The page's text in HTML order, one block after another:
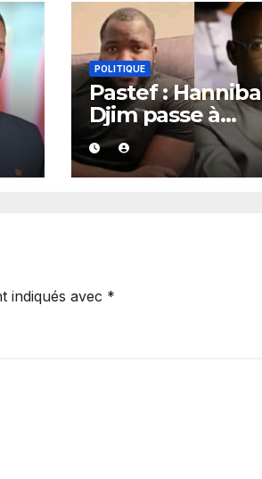
POLITIQUE
Pastef :
Djim passe à
l’offensive et
Bayna Gueye
devant la
indiqués avec *